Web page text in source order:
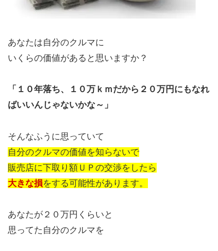
あなたは自分のクルマに
いくらの価値があると思いますか？
「１０年落ち、１０万ｋｍだから２０万円にもなれ
ばいいんじゃないかな～」
そんなふうに思っていて
自分のクルマの価値を知らないで
販売店に下取り額ＵＰの交渉をしたら
大きな損をする可能性があります。
あなたが２０万円くらいと
思ってた自分のクルマを